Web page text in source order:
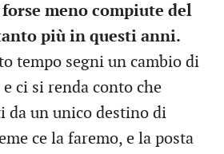
meno compiute del
più in questi anni.
tempo segni un cambio di
ci si renda conto che
da un unico destino di
ce la faremo, e la posta